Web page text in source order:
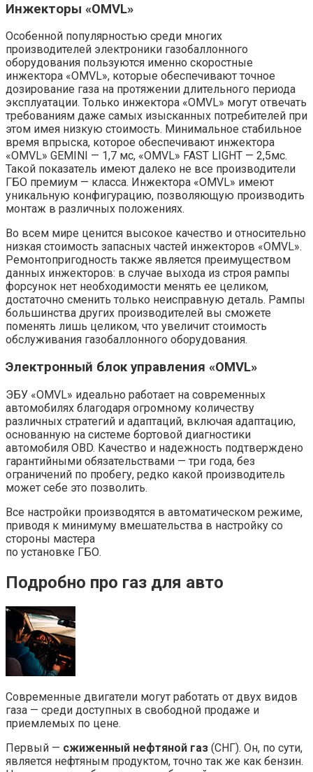
Инжекторы «OMVL»
Особенной популярностью среди многих
производителей электроники газобаллонного
оборудования пользуются именно скоростные
инжектора «OMVL», которые обеспечивают точное
дозирование газа на протяжении длительного периода
эксплуатации. Только инжектора «OMVL» могут отвечать
требованиям даже самых изысканных потребителей при
этом имея низкую стоимость. Минимальное стабильное
время впрыска, которое обеспечивают инжектора
«OMVL» GEMINI — 1,7 мс, «OMVL» FAST LIGHT — 2,5мс.
Такой показатель имеют далеко не все производители
ГБО премиум — класса. Инжектора «OMVL» имеют
уникальную конфигурацию, позволяющую производить
монтаж в различных положениях.
Во всем мире ценится высокое качество и относительно
низкая стоимость запасных частей инжекторов «OMVL».
Ремонтопригодность также является преимуществом
данных инжекторов: в случае выхода из строя рампы
форсунок нет необходимости менять ее целиком,
достаточно сменить только неисправную деталь. Рампы
большинства других производителей вы сможете
поменять лишь целиком, что увеличит стоимость
обслуживания газобаллонного оборудования.
Электронный блок управления «OMVL»
ЭБУ «OMVL» идеально работает на современных
автомобилях благодаря огромному количеству
различных стратегий и адаптаций, включая адаптацию,
основанную на системе бортовой диагностики
автомобиля OBD. Качество и надежность подтверждено
гарантийными обязательствами — три года, без
ограничений по пробегу, редко какой производитель
может себе это позволить.
Все настройки производятся в автоматическом режиме,
приводя к минимуму вмешательства в настройку со
стороны мастера
по установке ГБО.
Подробно про газ для авто
Современные двигатели могут работать от двух видов
газа — среди доступных в свободной продаже и
приемлемых по цене.
Первый — сжиженный нефтяной газ (СНГ). Он, по сути,
является нефтяным продуктом, точно так же как бензин.